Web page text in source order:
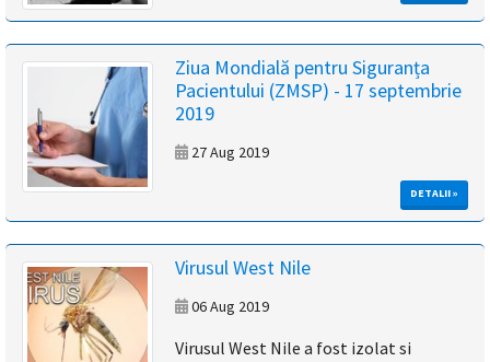
Ziua Mondială pentru Siguranța
Pacientului (ZMSP) - 17 septembrie
2019
27 Aug 2019
DETALII »
Virusul West Nile
06 Aug 2019
Virusul West Nile a fost izolat si